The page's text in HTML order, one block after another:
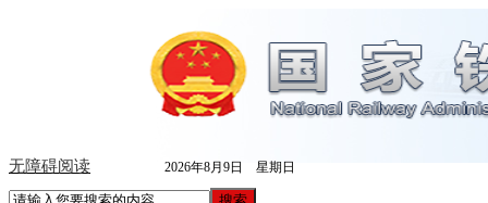
无障碍阅读 2026年8月9日 星期日